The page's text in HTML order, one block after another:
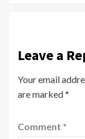
Leave a
Your email
are marked*
Comment *